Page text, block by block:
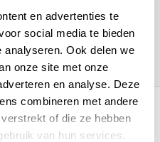
en advertenties te
social media te bieden
Ook delen we
onze site met onze
en analyse. Deze
combineren met andere
of die ze hebben
van hun services.
/5 op